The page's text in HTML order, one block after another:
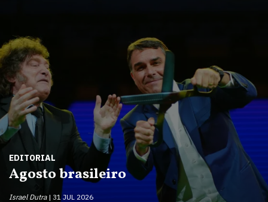
EDITORIAL
Agosto brasileiro
Israel Dutra 31 JUL 2026